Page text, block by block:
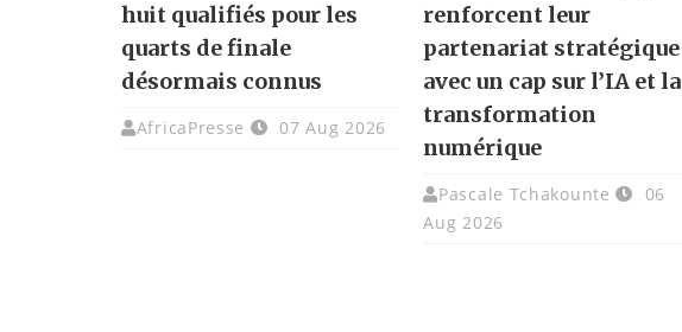
huit qualifiés pour les
quarts de finale
désormais connus
AfricaPresse 07 Aug 2026
renforcent leur
partenariat stratégique
avec un cap sur l’IA et la
transformation
numérique
Pascale Tchakounte
06
Aug 2026